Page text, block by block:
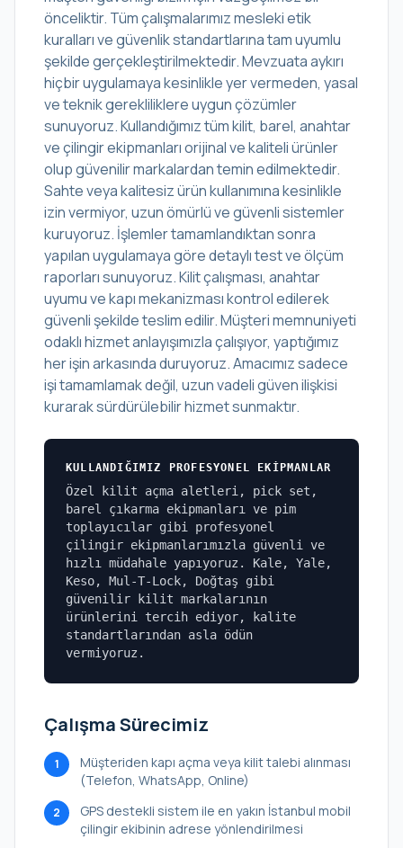
önceliktir. Tüm çalışmalarımız mesleki etik
kuralları ve güvenlik standartlarına tam uyumlu
şekilde gerçekleştirilmektedir. Mevzuata aykırı
hiçbir uygulamaya kesinlikle yer vermeden, yasal
ve teknik gerekliliklere uygun çözümler
sunuyoruz. Kullandığımız tüm kilit, barel, anahtar
ve çilingir ekipmanları orijinal ve kaliteli ürünler
olup güvenilir markalardan temin edilmektedir.
Sahte veya kalitesiz ürün kullanımına kesinlikle
izin vermiyor, uzun ömürlü ve güvenli sistemler
kuruyoruz. İşlemler tamamlandıktan sonra
yapılan uygulamaya göre detaylı test ve ölçüm
raporları sunuyoruz. Kilit çalışması, anahtar
uyumu ve kapı mekanizması kontrol edilerek
güvenli şekilde teslim edilir. Müşteri memnuniyeti
odaklı hizmet anlayışımızla çalışıyor, yaptığımız
her işin arkasında duruyoruz. Amacımız sadece
işi tamamlamak değil, uzun vadeli güven ilişkisi
kurarak sürdürülebilir hizmet sunmaktır.
KULLANDIĞIMIZ PROFESYONEL EKIPMANLAR
Özel kilit açma aletleri, pick set,
barel çıkarma ekipmanları ve pim
toplayıcılar gibi profesyonel
çilingir ekipmanlarımızla güvenli ve
hızlı müdahale yapıyoruz. Kale, Yale,
Keso, Mul-T-Lock, Doğtaş gibi
güvenilir kilit markalarının
ürünlerini tercih ediyor, kalite
standartlarından asla ödün
vermiyoruz.
Çalışma Sürecimiz
1
Müşteriden kapı açma veya kilit talebi alınması
(Telefon, WhatsApp, Online)
2
GPS destekli sistem ile en yakın İstanbul mobil
çilingir ekibinin adrese yönlendirilmesi